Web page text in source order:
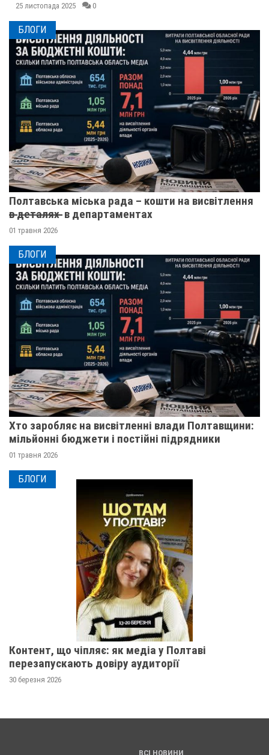
25 листопада 2025 0
БЛОГИ
Полтавська міська рада – кошти на висвітлення
в̶ ̶д̶е̶т̶а̶л̶я̶х̶ ̶ в департаментах
01 травня 2026
БЛОГИ
Хто заробляє на висвітленні влади Полтавщини:
мільйонні бюджети і постійні підрядники
01 травня 2026
БЛОГИ
Контент, що чіпляє: як медіа у Полтаві
перезапускають довіру аудиторії
30 березня 2026
ВСІ НОВИНИ